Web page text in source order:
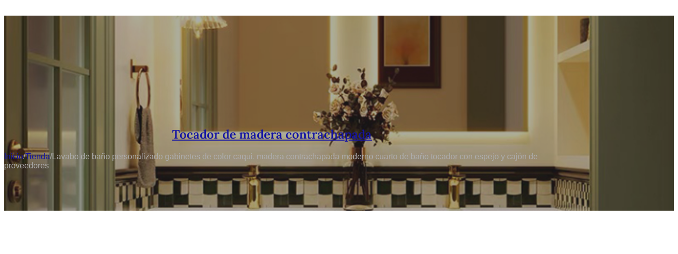
Tocador de madera contrachapada
Inicio/Tienda/Lavabo de baño personalizado gabinetes de color caqui, madera contrachapada moderno cuarto de baño tocador con espejo y cajón de
proveedores